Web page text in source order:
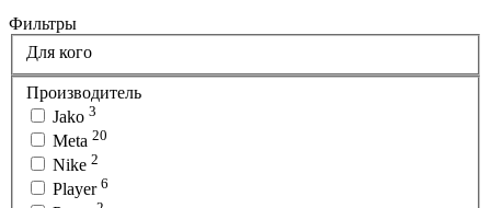
Фильтры
Для кого
Производитель
Jako 3
Meta 20
Nike 2
Player 6